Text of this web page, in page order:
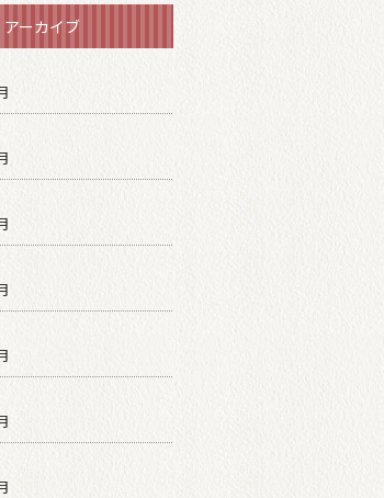
アーカイブ